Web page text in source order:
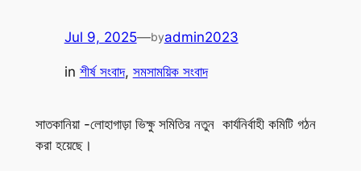
Jul 9, 2025—byadmin2023
in শীর্ষ সংবাদ, সমসাময়িক সংবাদ
সাতকানিয়া -লোহাগাড়া ভিক্ষু সমিতির নতুন কার্যনির্বাহী কমিটি গঠন
করা হয়েছে।